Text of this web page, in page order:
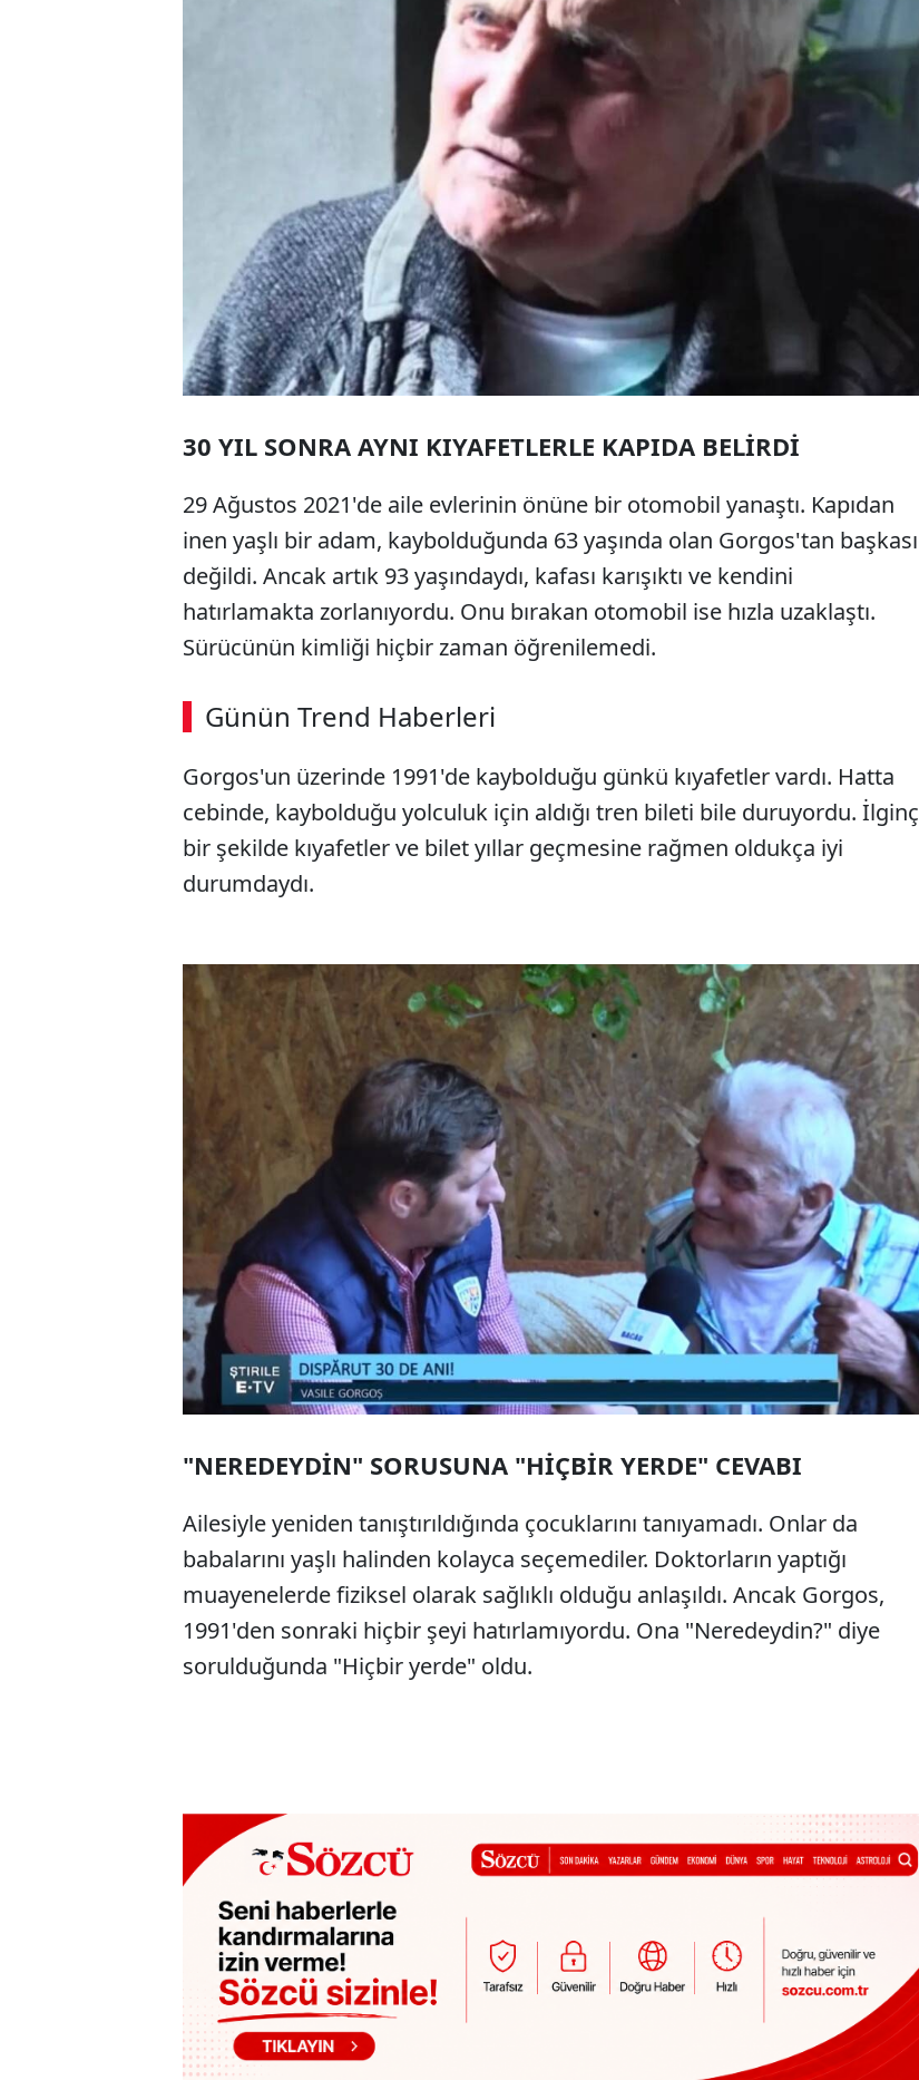
30 YIL SONRA AYNI KIYAFETLERLE KAPIDA BELİRDİ
29 Ağustos 2021'de aile evlerinin önüne bir otomobil yanaştı. Kapıdan
inen yaşlı bir adam, kaybolduğunda 63 yaşında olan Gorgos'tan başkası
değildi. Ancak artık 93 yaşındaydı, kafası karışıktı ve kendini
hatırlamakta zorlanıyordu. Onu bırakan otomobil ise hızla uzaklaştı.
Sürücünün kimliği hiçbir zaman öğrenilemedi.
Günün Trend Haberleri
Gorgos'un üzerinde 1991'de kaybolduğu günkü kıyafetler vardı. Hatta
cebinde, kaybolduğu yolculuk için aldığı tren bileti bile duruyordu. İlginç
bir şekilde kıyafetler ve bilet yıllar geçmesine rağmen oldukça iyi
durumdaydı.
"NEREDEYDİN" SORUSUNA "HİÇBİR YERDE" CEVABI
Ailesiyle yeniden tanıştırıldığında çocuklarını tanıyamadı. Onlar da
babalarını yaşlı halinden kolayca seçemediler. Doktorların yaptığı
muayenelerde fiziksel olarak sağlıklı olduğu anlaşıldı. Ancak Gorgos,
1991'den sonraki hiçbir şeyi hatırlamıyordu. Ona "Neredeydin?" diye
sorulduğunda "Hiçbir yerde" oldu.